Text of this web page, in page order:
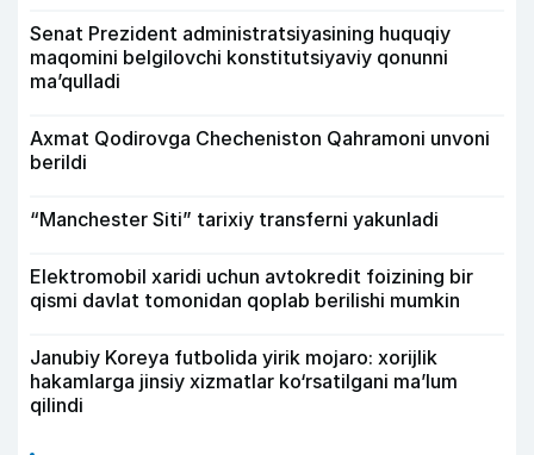
Senat Prezident administratsiyasining huquqiy
maqomini belgilovchi konstitutsiyaviy qonunni
ma’qulladi
Axmat Qodirovga Checheniston Qahramoni unvoni
berildi
“Manchester Siti” tarixiy transferni yakunladi
Elektromobil xaridi uchun avtokredit foizining bir
qismi davlat tomonidan qoplab berilishi mumkin
Janubiy Koreya futbolida yirik mojaro: xorijlik
hakamlarga jinsiy xizmatlar ko‘rsatilgani ma’lum
qilindi